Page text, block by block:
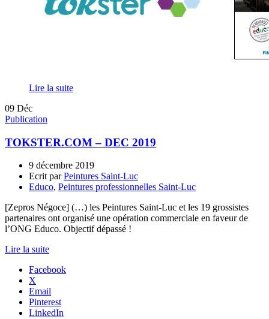
Lire la suite
09 Déc
Publication
TOKSTER.COM – DEC 2019
9 décembre 2019
Ecrit parPeintures Saint-Luc
Educo, Peintures professionnelles Saint-Luc
[Zepros Négoce] (…) les Peintures Saint-Luc et les 19 grossistes
partenaires ont organisé une opération commerciale en faveur de
l’ONG Educo. Objectif dépassé !
Lire la suite
Facebook
X
Email
Pinterest
LinkedIn